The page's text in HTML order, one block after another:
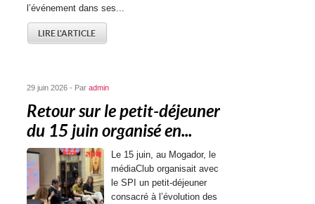
l’événement dans ses...
LIRE L'ARTICLE
29 juin 2026 - Paradmin
Retour sur le petit-déjeuner
du 15 juin organisé en...
Le 15 juin, au Mogador, le
médiaClub organisait avec
le SPI un petit-déjeuner
consacré à l’évolution des